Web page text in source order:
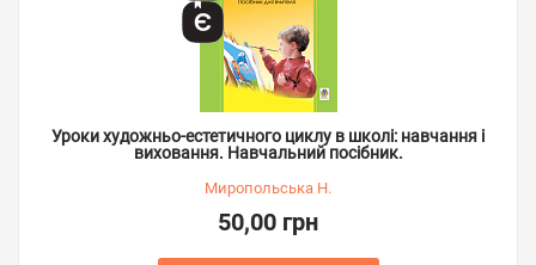
Уроки художньо-естетичного циклу в школі: навчання і
виховання. Навчальний посібник.
Миропольська Н.
50,00 грн